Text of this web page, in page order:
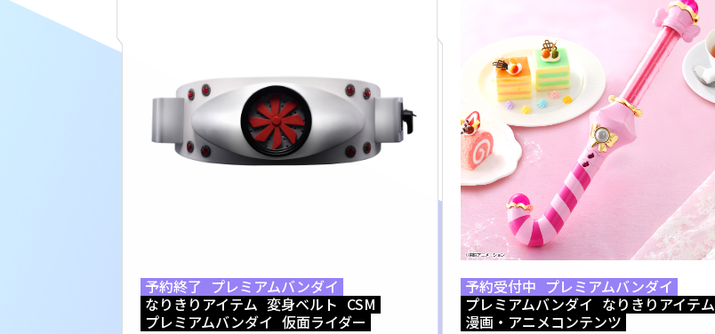
予約終了 プレミアムバンダイ
なりきりアイテム 変身ベルト CSM
プレミアムバンダイ 仮面ライダー
予約受付中 プレミアムバンダイ
プレミアムバンダイ なりきりアイテム
漫画・アニメコンテンツ